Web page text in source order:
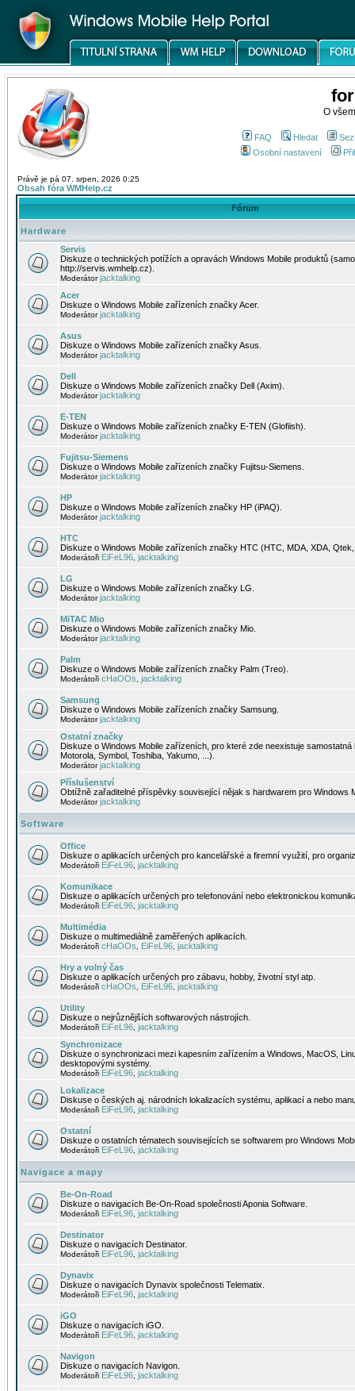
O
FAQ Hledat
Osobní nastavení
Právě je pá 07. srpen, 2026 0:25
Obsah fóra WMHelp.cz
Fórum
Hardware
Servis
Diskuze o technických potížích a opravách Windows Mobile produktů
http://servis.wmhelp.cz).
Moderátorjacktalking
Acer
Diskuze o Windows Mobile zařízeních značky Acer.
Moderátorjacktalking
Asus
Diskuze o Windows Mobile zařízeních značky Asus.
Moderátorjacktalking
Dell
Diskuze o Windows Mobile zařízeních značky Dell (Axim).
Moderátorjacktalking
E-TEN
Diskuze o Windows Mobile zařízeních značky E-TEN (Glofiish).
Moderátorjacktalking
Fujitsu-Siemens
Diskuze o Windows Mobile zařízeních značky Fujitsu-Siemens.
Moderátorjacktalking
HP
Diskuze o Windows Mobile zařízeních značky HP (iPAQ).
Moderátorjacktalking
HTC
Diskuze o Windows Mobile zařízeních značky HTC (HTC, MDA, XDA,
Moderátoři EiFeL96 jacktalking
LG
Diskuze o Windows Mobile zařízeních značky LG.
Moderátorjacktalking
MiTAC Mio
Diskuze o Windows Mobile zařízeních značky Mio.
Moderátorjacktalking
Palm
Diskuze o Windows Mobile zařízeních značky Palm (Treo).
Moderátoři cHaOOs jacktalking
Samsung
Diskuze o Windows Mobile zařízeních značky Samsung.
Moderátorjacktalking
Ostatní značky
Diskuze o Windows Mobile zařízeních, pro které zde neexistuje
Motorola, Symbol, Toshiba, Yakumo, ...).
Moderátorjacktalking
Příslušenství
Obtížně zařaditelné příspěvky související nějak s hardwarem pro Windows
Moderátorjacktalking
Software
Office
Diskuze o aplikacích určených pro kancelářské a firemní využití, pro
Moderátoři EiFeL96 jacktalking
Komunikace
Diskuze o aplikacích určených pro telefonování nebo elektronickou
Moderátoři EiFeL96 jacktalking
Multimédia
Diskuze o multimediálně zaměřených aplikacích.
Moderátoři cHaOOs EiFeL96 jacktalking
Hry a volný čas
Diskuze o aplikacích určených pro zábavu, hobby, životní styl atp.
Moderátoři cHaOOs EiFeL96 jacktalking
Utility
Diskuze o nejrůznějších softwarových nástrojích.
Moderátoři EiFeL96 jacktalking
Synchronizace
Diskuze o synchronizaci mezi kapesním zařízením a Windows, MacOS,
desktopovými systémy.
Moderátoři EiFeL96 jacktalking
Lokalizace
Diskuse o českých aj. národních lokalizacích systému, aplikací a nebo
Moderátoři EiFeL96 jacktalking
Ostatní
Diskuze o ostatních tématech souvisejících se softwarem pro Windows
Moderátoři EiFeL96 jacktalking
Navigace a mapy
Be-On-Road
Diskuze o navigacích Be-On-Road společnosti Aponia Software.
Moderátoři EiFeL96 jacktalking
Destinator
Diskuze o navigacích Destinator.
Moderátoři EiFeL96 jacktalking
Dynavix
Diskuze o navigacích Dynavix společnosti Telematix.
Moderátoři EiFeL96 jacktalking
iGO
Diskuze o navigacích iGO.
Moderátoři EiFeL96 jacktalking
Navigon
Diskuze o navigacích Navigon.
Moderátoři EiFeL96 jacktalking